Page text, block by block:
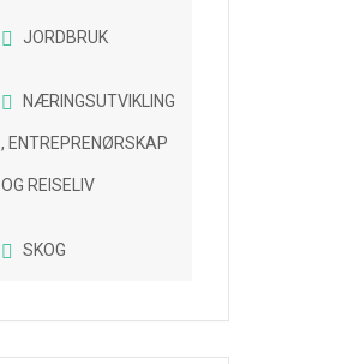
JORDBRUK
NÆRINGSUTVIKLING
, ENTREPRENØRSKAP
OG REISELIV
SKOG